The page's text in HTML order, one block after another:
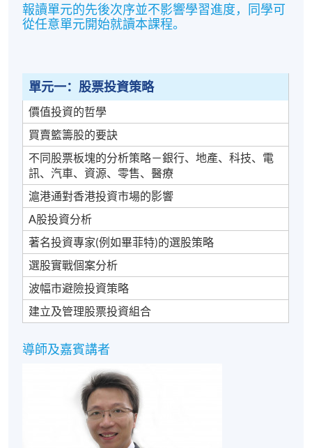
修讀本課程須注意以下事項：
若學員達到70%或以上的出席率和評核合格，可獲頒發
單元證書。
本課程共有三個單元:
股票投資策略
金融技術及趨勢分析
外匯、衍生工具、結構性產品及對沖基金交易策略
*報讀單元的先後次序並不影響學習進度，同學可於任
意單元開始就讀，完成三個單元即可。
月：單元二--> 4月：單元三--> 5月：單元一，如此類
現時接受報名
報讀單元的先後次序並不影響學習進度，同學可
從任意單元開始就讀本課程。
單元一：股票投資策略
價值投資的哲學
買賣籃籌股的要訣
不同股票板塊的分析策略－銀行、地產、科技、電
訊、汽車、資源、零售、醫療
滬港通對香港投資市場的影響
A股投資分析
著名投資專家(例如畢菲特)的選股策略
選股實戰個案分析
波幅市避險投資策略
建立及管理股票投資組合
導師及嘉賓講者